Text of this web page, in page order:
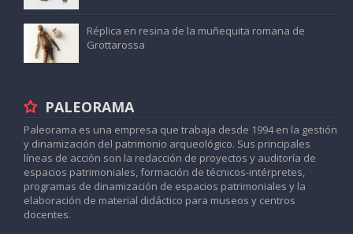
Réplica en resina de la muñequita romana de
Grottarossa
PALEORAMA
Paleorama es una empresa que trabaja desde 1994 en la gestión
y dinamización del patrimonio arqueológico. Sus principales
líneas de acción son la redacción de proyectos y auditoría de
espacios patrimoniales, formación de técnicos-intérpretes,
programas de dinamización de espacios patrimoniales y la
elaboración de material didáctico para museos y centros
docentes.